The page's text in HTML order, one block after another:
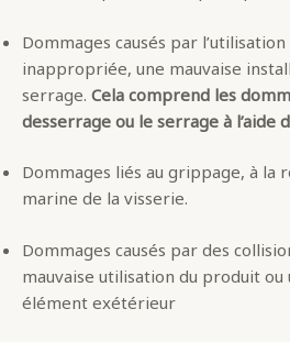
Dommages causés par l’utilisation
inappropriée, une mauvaise
serrage. Cela comprend les
desserrage ou le serrage à l’aide
Dommages liés au grippage, à la
marine de la visserie.
Dommages causés par des
mauvaise utilisation du produit
élément exétérieur